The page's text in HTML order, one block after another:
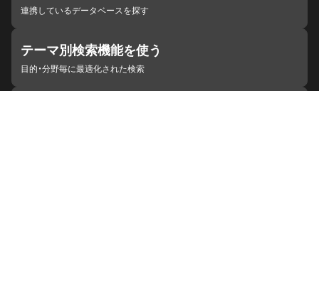
連携しているデータベースを探す
テーマ別検索機能を使う
目的・分野毎に最適化された検索